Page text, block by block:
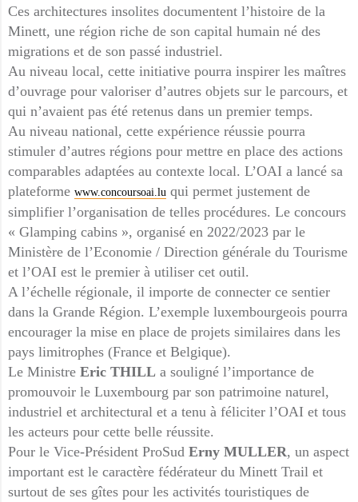
Ces architectures insolites documentent l’histoire de la
Minett, une région riche de son capital humain né des
migrations et de son passé industriel.
Au niveau local, cette initiative pourra inspirer les maîtres
d’ouvrage pour valoriser d’autres objets sur le parcours, et
qui n’avaient pas été retenus dans un premier temps.
Au niveau national, cette expérience réussie pourra
stimuler d’autres régions pour mettre en place des actions
comparables adaptées au contexte local. L’OAI a lancé sa
plateforme www.concoursoai.lu qui permet justement de
simplifier l’organisation de telles procédures. Le concours
« Glamping cabins », organisé en 2022/2023 par le
Ministère de l’Economie / Direction générale du Tourisme
et l’OAI est le premier à utiliser cet outil.
A l’échelle régionale, il importe de connecter ce sentier
dans la Grande Région. L’exemple luxembourgeois pourra
encourager la mise en place de projets similaires dans les
pays limitrophes (France et Belgique).
Le Ministre Eric THILL a souligné l’importance de
promouvoir le Luxembourg par son patrimoine naturel,
industriel et architectural et a tenu à féliciter l’OAI et tous
les acteurs pour cette belle réussite.
Pour le Vice-Président ProSud Erny MULLER, un aspect
important est le caractère fédérateur du Minett Trail et
surtout de ses gîtes pour les activités touristiques de